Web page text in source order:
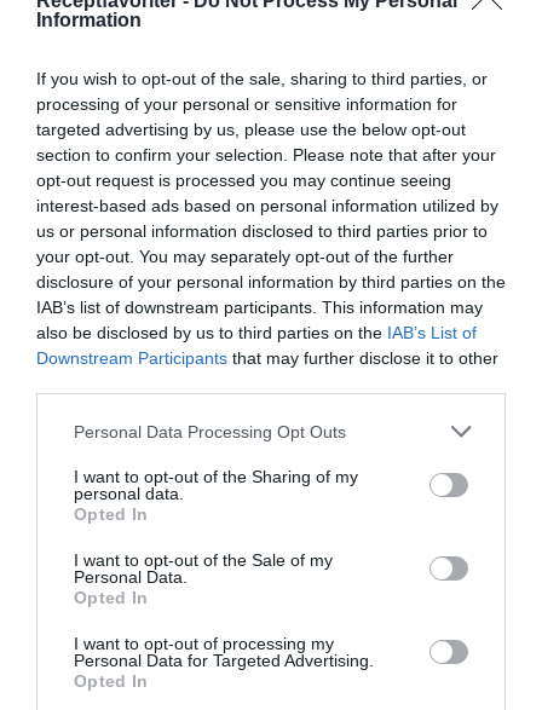
Information
If you wish to opt-out of the sale, sharing to third parties, or
processing of your personal or sensitive information for
targeted advertising by us, please use the below opt-out
section to confirm your selection. Please note that after your
opt-out request is processed you may continue seeing
interest-based ads based on personal information utilized by
us or personal information disclosed to third parties prior to
your opt-out. You may separately opt-out of the further
disclosure of your personal information by third parties on the
IAB’s list of downstream participants. This information may
also be disclosed by us to third parties on the IAB’s List of
Downstream Participants that may further disclose it to other
Personal Data Processing Opt Outs
I want to opt-out of the Sharing of my
personal data.
Opted In
I want to opt-out of the Sale of my
Personal Data.
Opted In
I want to opt-out of processing my
Personal Data for Targeted Advertising.
Opted In
Författare:Henrik
Mattsson
Jag är matskribent samt kock
med en fil. kand i
Måltidsvetenskap från
restauranghögskolan i Grythyttan. På denna sida
delar jag med mig av tusentals olika recept för alla
smaker - noviser som hemmakockar. Alla recept
har jag provlagat, skrivit och fotat så att du ska
Tillbehör och liknande: